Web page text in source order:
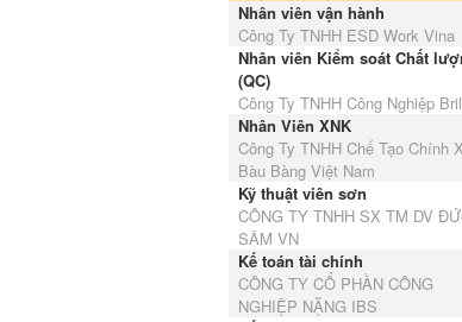
Nhân viên vận hành
Công Ty TNHH ESD Work Vina
Nhân viên Kiểm soát Chất
(QC)
Công Ty TNHH Công Nghiệp
Nhân Viên XNK
Công Ty TNHH Chế Tạo Chính
Bàu Bàng Việt Nam
Kỹ thuật viên sơn
CÔNG TY TNHH SX TM DV
SÂM VN
Kế toán tài chính
CÔNG TY CỔ PHẦN CÔNG
NGHIỆP NẶNG IBS